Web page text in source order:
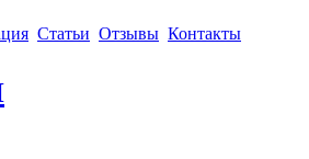
Статьи Отзывы Контакты